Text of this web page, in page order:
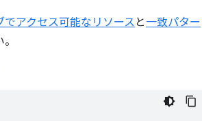
でアクセス可能なリソース と 一致パター